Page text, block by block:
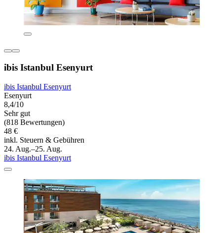
ibis Istanbul Esenyurt
ibis Istanbul Esenyurt
Esenyurt
8,4/10
Sehr gut
(818 Bewertungen)
48 €
inkl. Steuern & Gebühren
24. Aug.–25. Aug.
ibis Istanbul Esenyurt